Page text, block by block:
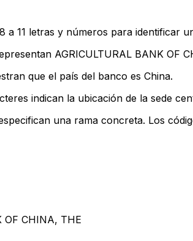
a 11 letras y números para identificar
AGRICULTURAL BANK OF
que el país del banco es China.
indican la ubicación de la sede
una rama concreta. Los
OF CHINA, THE